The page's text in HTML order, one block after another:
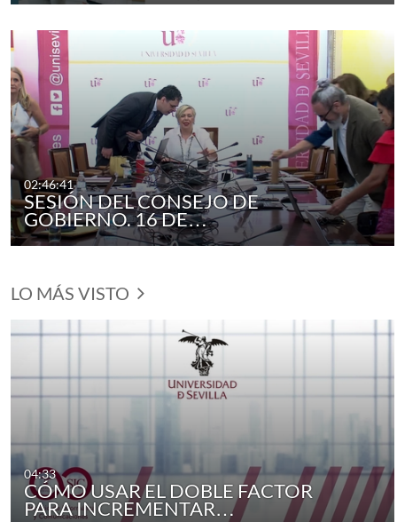
02:46:41
SESIÓN DEL CONSEJO DE
GOBIERNO. 16 DE…
LO MÁS VISTO
04:33
CÓMO USAR EL DOBLE FACTOR
PARA INCREMENTAR…